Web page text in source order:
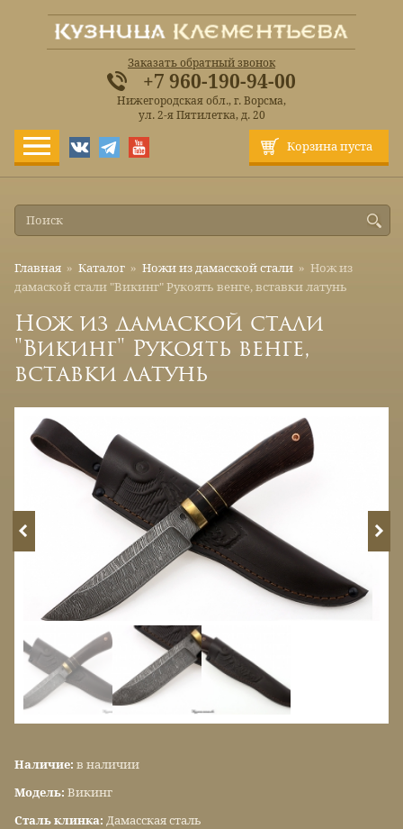
Корзина пуста
Заказать обратный звонок
+7 960-190-94-00
Нижегородская обл., г. Ворсма,
ул. 2-я Пятилетка, д. 20
Главная » Каталог » Ножи из дамасской стали » Нож из
дамаской стали "Викинг" Рукоять венге, вставки латунь
Нож из дамаской стали
"Викинг" Рукоять венге,
вставки латунь
Наличие: в наличии
Модель: Викинг
Сталь клинка: Дамасская сталь